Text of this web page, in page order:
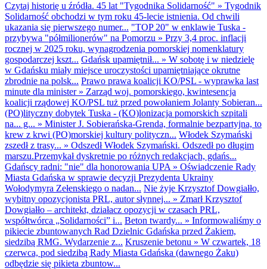
Czytaj historię u źródła. 45 lat "Tygodnika Solidarność" » Tygodnik
Solidarność obchodzi w tym roku 45-lecie istnienia. Od chwili
ukazania się pierwszego numer... "TOP 20" w enklawie Tuska -
przybywa "półmilionerów" na Pomorzu » Przy 3,4 proc. inflacji
rocznej w 2025 roku, wynagrodzenia pomorskiej nomenklatury
gospodarczej kszt... Gdańsk upamiętnił... » W sobotę i w niedzielę
w Gdańsku miały miejsce uroczystości upamiętniające okrutne
zbrodnie na polsk... Prawo prawa koalicji KO/PSL - wyprawka last
minute dla minister» Zarząd woj. pomorskiego, kwintesencja
koalicji rządowej KO/PSL tuż przed powołaniem Jolanty Sobieran...
(PO)lityczny dobytek Tuska - (KO)lonizacja pomorskich szpitali
na... g... » Minister J. Sobierańska-Grenda, formalnie bezpartyjna, to
krew z krwi (PO)morskiej kultury polityczn... Włodek Szymański
zszedł z trasy... » Odszedł Włodek Szymański. Odszedł po długim
marszu.Przemykał dyskretnie po różnych redakcjach, gdańs...
Gdańscy radni: "nie" dla honorowania UPA » Oświadczenie Rady
Miasta Gdańska w sprawie decyzji Prezydenta Ukrainy
Wołodymyra Zełenskiego o nadan... Nie żyje Krzysztof Dowgiałło,
wybitny opozycjonista PRL, autor słynnej... » Zmarł Krzysztof
Dowgiałło – architekt, działacz opozycji w czasach PRL,
współtwórca „Solidarności” i... Beton twardy... » Informowaliśmy o
pikiecie zbuntowanych Rad Dzielnic Gdańska przed Żakiem,
siedzibą RMG. Wydarzenie z... Kruszenie betonu » W czwartek, 18
czerwca, pod siedzibą Rady Miasta Gdańska (dawnego Żaku)
odbędzie się pikieta zbuntow...